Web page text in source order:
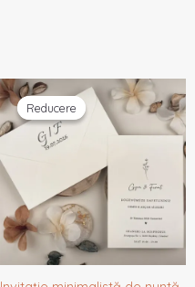
Reducere
Reducere
Prețul
inițial
a
fost:
2,67 lei.
Prețul
curent
este:
2,54 lei.